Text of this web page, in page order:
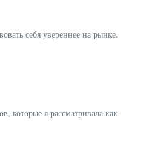
себя увереннее на рынке.
которые я рассматривала как